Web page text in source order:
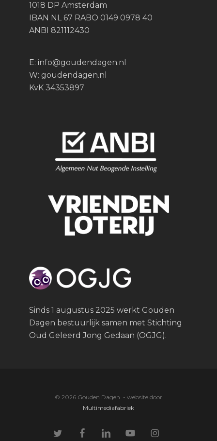
1018 DP Amsterdam
IBAN NL 67 RABO 0149 0978 40
ANBI 821112430
E: info@goudendagen.nl
W: goudendagen.nl
KvK 34353897
Sinds 1 augustus 2025 werkt Gouden
Dagen bestuurlijk samen met Stichting
Oud Geleerd Jong Gedaan (OGJG).
© 2026 Gouden Dagen. - website door
Multimediafabriek
twitter facebooklinkedin youtube instagram